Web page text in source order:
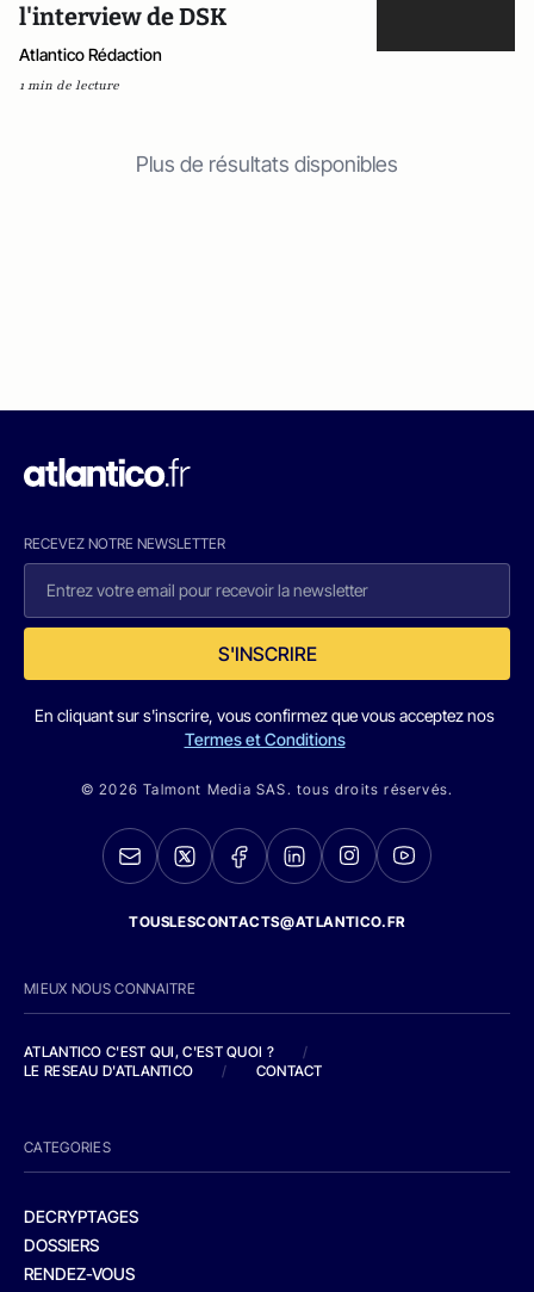
l'interview de DSK
Atlantico Rédaction
1 min de lecture
Plus de résultats disponibles
RECEVEZ NOTRE NEWSLETTER
S'INSCRIRE
En cliquant sur s'inscrire, vous confirmez que vous acceptez nos
Termes et Conditions
© 2026 Talmont Media SAS. tous droits réservés.
TOUSLESCONTACTS@ATLANTICO.FR
MIEUX NOUS CONNAITRE
ATLANTICO C'EST QUI, C'EST QUOI ?
/
LE RESEAU D'ATLANTICO
/ CONTACT
CATEGORIES
DECRYPTAGES
DOSSIERS
RENDEZ-VOUS